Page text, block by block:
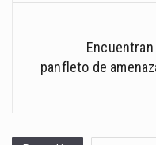
panfleto de